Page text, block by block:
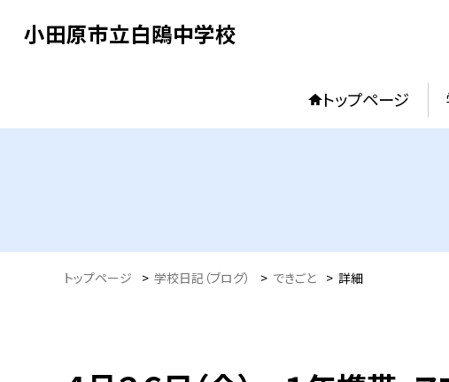
小田原市立白鴎中学校
トップページ
トップページ > 学校日記（ブログ） > できごと > 詳細